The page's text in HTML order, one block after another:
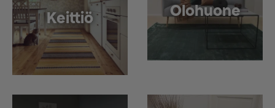
Keittiö Olohuone